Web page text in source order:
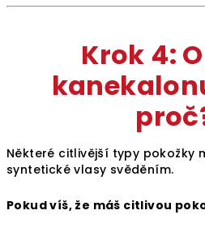
Krok 4:
Některé citlivější typy pokožky
syntetické vlasy svěděním.
Pokud víš, že máš citlivou